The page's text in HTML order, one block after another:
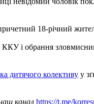
18-річний
і обрання
дитячого колективу у
канал https://t.me/